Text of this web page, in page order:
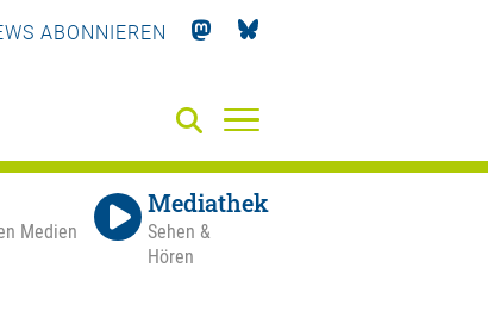
ABONNIEREN
Medien
Mediathek
Sehen &
Hören